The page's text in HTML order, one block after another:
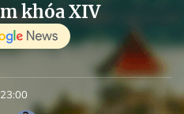
khóa XIV